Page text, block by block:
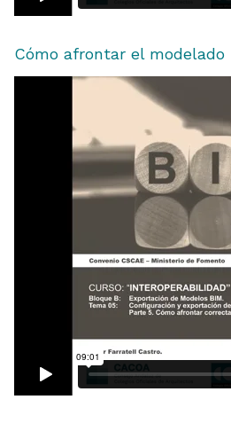
Cómo afrontar el modelado